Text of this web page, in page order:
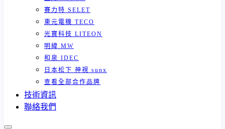
賽力特 SELET
東元電機 TECO
光寶科技 LITEON
明緯 MW
和泉 IDEC
日本松下 神視 sunx
查看全部合作品牌
技術資訊
聯絡我們